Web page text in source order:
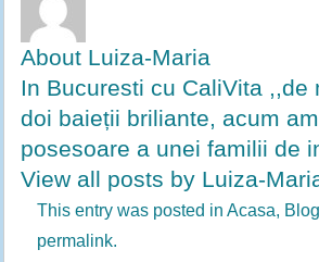
About Luiza-Maria
In Bucuresti cu CaliVita
doi baieții briliante, acum
posesoare a unei familii de
View all posts by Luiza-
This entry was posted in Acasa, Blog
permalink.